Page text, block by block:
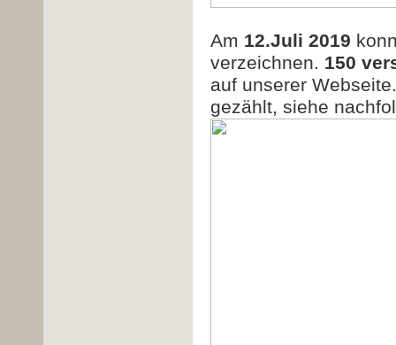
Am 12.Juli 2019
verzeichnen. 150
auf unserer
gezählt, siehe